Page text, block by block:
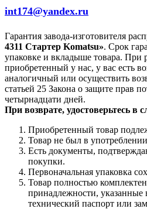
int174@yandex.ru
Гарантия завода-изготовителя
4311 Стартер Komatsu». Срок
упаковке и вкладыше товара. При
приобретенный у нас, у вас есть
аналогичный или осуществить
статьей 25 Закона о защите прав
четырнадцати дней.
При возврате, удостоверьтесь в
Приобретенный товар
Товар не был в
Есть документы,
покупки.
Первоначальная упаковка
Товар полностью
принадлежности, указанные
технический паспорт или